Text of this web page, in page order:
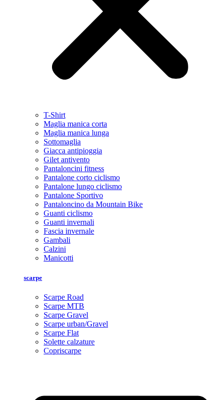
T-Shirt
Maglia manica corta
Maglia manica lunga
Sottomaglia
Giacca antipioggia
Gilet antivento
Pantaloncini fitness
Pantalone corto ciclismo
Pantalone lungo ciclismo
Pantalone Sportivo
Pantaloncino da Mountain Bike
Guanti ciclismo
Guanti invernali
Fascia invernale
Gambali
Calzini
Manicotti
scarpe
Scarpe Road
Scarpe MTB
Scarpe Gravel
Scarpe urban/Gravel
Scarpe Flat
Solette calzature
Copriscarpe